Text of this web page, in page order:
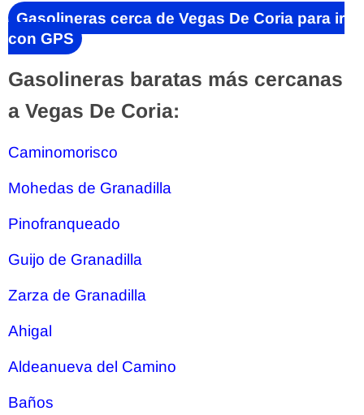
Gasolineras cerca de Vegas De Coria para ir
con GPS
Gasolineras baratas más cercanas
a Vegas De Coria:
Caminomorisco
Mohedas de Granadilla
Pinofranqueado
Guijo de Granadilla
Zarza de Granadilla
Ahigal
Aldeanueva del Camino
Baños